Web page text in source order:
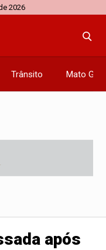
2026
Trânsito Mato
após